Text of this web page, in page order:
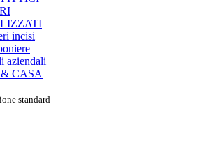
incisi
aziendali
CASA
standard